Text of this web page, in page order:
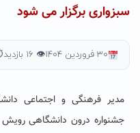
سبزواری برگزار می شود
۳۰ فروردین ۱۴۰۴ 👁 ۱۶ بازدید ⏱ ۲
مدیر فرهنگی و اجتماعی
جشنواره درون دانشگاهی رویش